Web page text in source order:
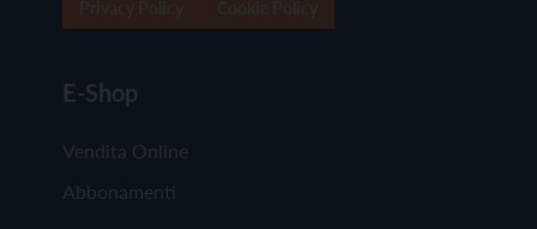
E-Shop
Vendita Online
Abbonamenti